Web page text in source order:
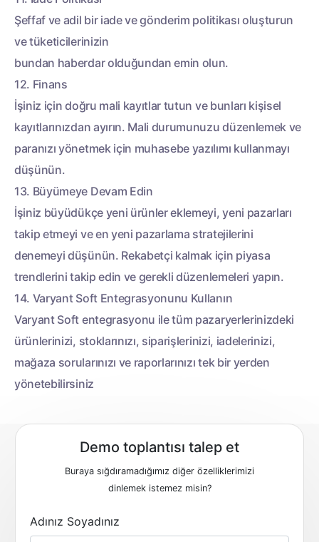
Şeffaf ve adil bir iade ve gönderim politikası oluşturun
ve tüketicilerinizin
bundan haberdar olduğundan emin olun.
12. Finans
İşiniz için doğru mali kayıtlar tutun ve bunları kişisel
kayıtlarınızdan ayırın. Mali durumunuzu düzenlemek ve
paranızı yönetmek için muhasebe yazılımı kullanmayı
düşünün.
13. Büyümeye Devam Edin
İşiniz büyüdükçe yeni ürünler eklemeyi, yeni pazarları
takip etmeyi ve en yeni pazarlama stratejilerini
denemeyi düşünün. Rekabetçi kalmak için piyasa
trendlerini takip edin ve gerekli düzenlemeleri yapın.
14. Varyant Soft Entegrasyonunu Kullanın
Varyant Soft entegrasyonu ile tüm pazaryerlerinizdeki
ürünlerinizi, stoklarınızı, siparişlerinizi, iadelerinizi,
mağaza sorularınızı ve raporlarınızı tek bir yerden
yönetebilirsiniz
Demo toplantısı talep et
Buraya sığdıramadığımız diğer özelliklerimizi
dinlemek istemez misin?
Adınız Soyadınız